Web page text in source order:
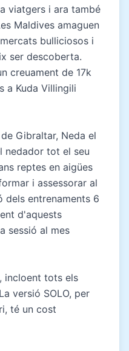
viatgers i ara també
Maldives amaguen
bulliciosos i
ser descoberta.
creuament de 17k
a Kuda Villingili
Gibraltar, Neda el
nedador tot el seu
reptes en aigües
i assessorar al
dels entrenaments 6
d'aquests
sessió al mes
incloent tots els
versió SOLO, per
té un cost